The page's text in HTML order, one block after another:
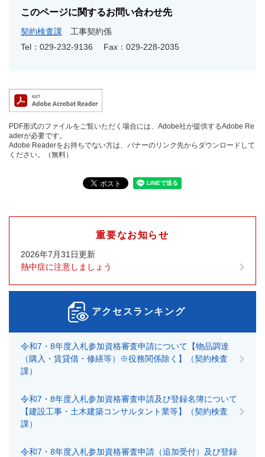
このページに関するお問い合わせ先
契約検査課
工事契約係
Tel：029-232-9136
Fax：029-228-2035
PDF形式のファイルをご覧いただく場合には、Adobe社が提供するAdobe Re
aderが必要です。
Adobe Readerをお持ちでない方は、バナーのリンク先からダウンロードして
ください。（無料）
重要なお知らせ
2026年7月31日更新
熱中症に注意しましょう
アクセスランキング
令和7・8年度入札参加資格審査申請について【物品調達
（購入・賃貸借・修繕等）※役務関係除く】（契約検査
課）
令和7・8年度入札参加資格審査申請及び登録名簿について
【建設工事・土木建築コンサルタント業等】（契約検査
課）
令和7・8年度入札参加資格審査申請（追加受付）及び登録